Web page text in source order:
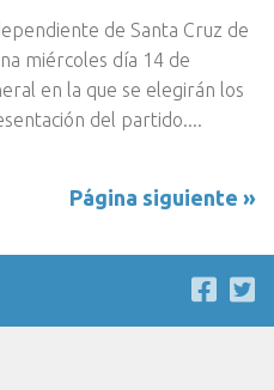
de Santa Cruz de
miércoles día 14 de
en la que se elegirán los
del partido....
Página siguiente »